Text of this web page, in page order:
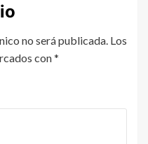
no será publicada. Los
con*